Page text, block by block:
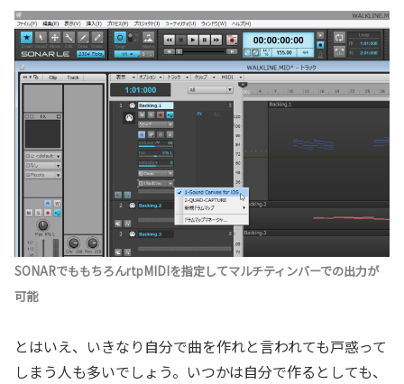
SONARでももちろんrtpMIDIを指定してマルチティンバーでの出力が
可能
とはいえ、いきなり自分で曲を作れと言われても戸惑って
しまう人も多いでしょう。いつかは自分で作るとしても、